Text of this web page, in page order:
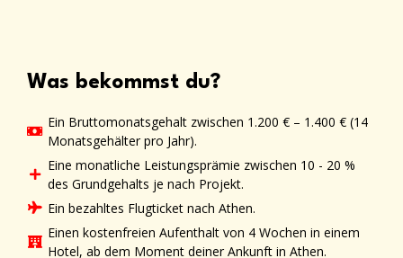
Was bekommst du?
Ein Bruttomonatsgehalt zwischen 1.200 € – 1.400 € (14
Monatsgehälter pro Jahr).
Eine monatliche Leistungsprämie zwischen 10 - 20 %
des Grundgehalts je nach Projekt.
Ein bezahltes Flugticket nach Athen.
Einen kostenfreien Aufenthalt von 4 Wochen in einem
Hotel, ab dem Moment deiner Ankunft in Athen.